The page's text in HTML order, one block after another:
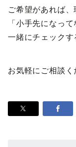
ご希望があれば、
「小手先になっ
一緒にチェックす
お気軽にご相談く